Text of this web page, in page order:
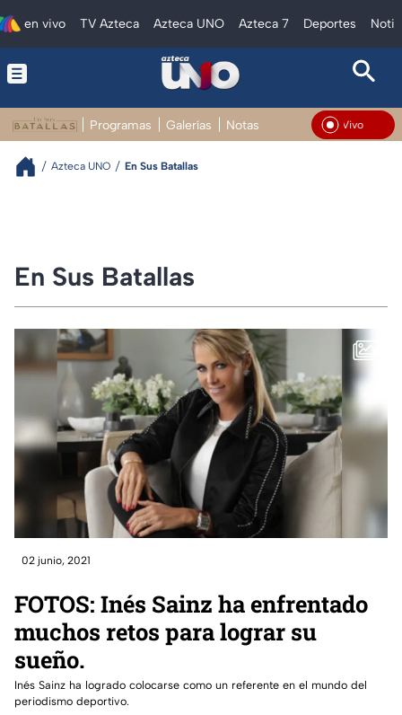
en vivo TV Azteca Azteca UNO Azteca 7 Deportes
Programas Galerías Notas En Vivo
Azteca UNO En Sus Batallas
En Sus Batallas
02 junio, 2021
FOTOS: Inés Sainz ha enfrentado
muchos retos para lograr su
sueño.
Inés Sainz ha logrado colocarse como un referente en el mundo del
periodismo deportivo.